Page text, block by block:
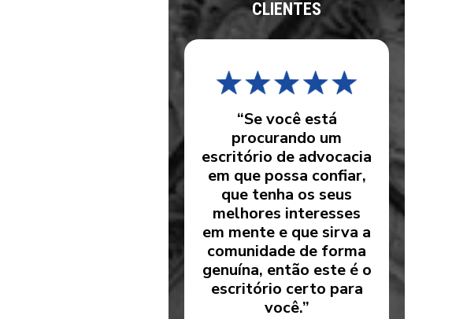
CLIENTES
“Se você está
procurando um
escritório de advocacia
em que possa confiar,
que tenha os seus
melhores interesses
em mente e que sirva a
comunidade de forma
genuína, então este é o
escritório certo para
você.”